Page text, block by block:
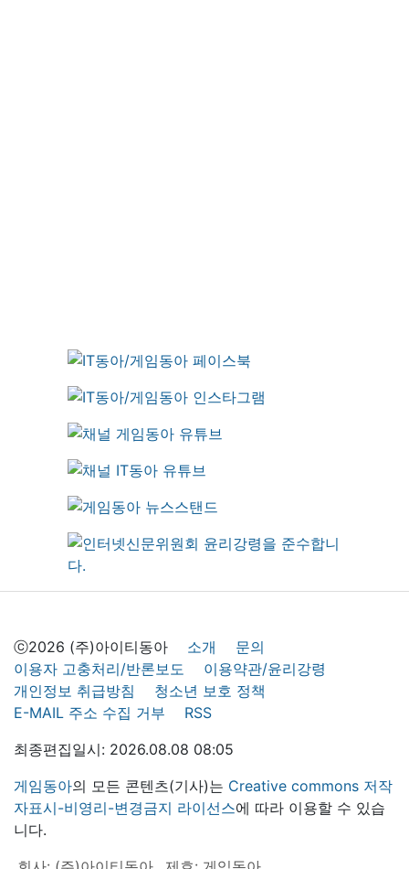
ⓒ2026 (주)아이티동아 소개
문의
이용자 고충처리/반론보도
이용약관/윤리강령
개인정보 취급방침
청소년 보호 정책
E-MAIL 주소 수집 거부
RSS
최종편집일시: 2026.08.08 08:05
게임동아의 모든 콘텐츠(기사)는 Creative commons 저작
자표시-비영리-변경금지 라이선스에 따라 이용할 수 있습
니다.